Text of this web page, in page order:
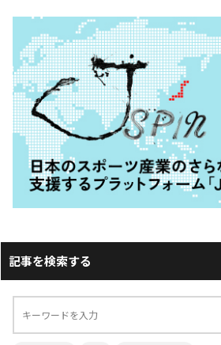
記事を検索する